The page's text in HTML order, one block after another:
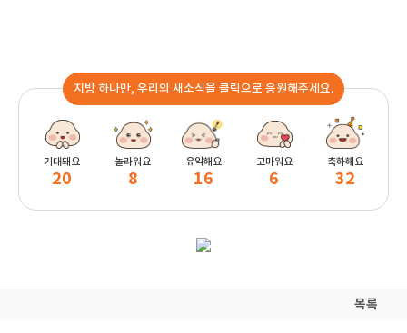
지방 하나만, 우리의 새소식을 클릭으로 응원해주세요.
기대돼요
20
놀라워요
8
유익해요
16
고마워요
6
축하해요
32
목록